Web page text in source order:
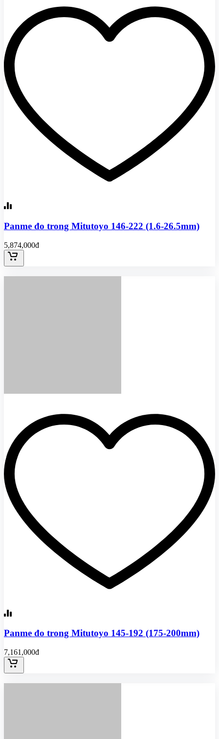
Panme đo trong Mitutoyo 146-222 (1.6-26.5mm)
5,874,000đ
Panme đo trong Mitutoyo 145-192 (175-200mm)
7,161,000đ